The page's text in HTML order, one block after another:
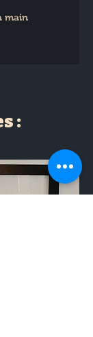
main
: